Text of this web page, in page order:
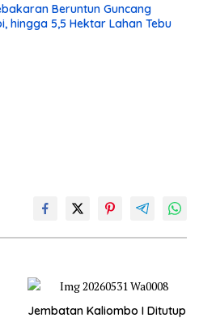
Beruntun Guncang
hingga 5,5 Hektar Lahan Tebu
Jembatan Kaliombo I Ditutup